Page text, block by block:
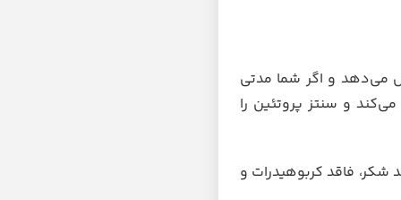
می‌دهد و اگر شما مدتی
و سنتز پروتئین را
شکر، فاقد کربوهیدرات و